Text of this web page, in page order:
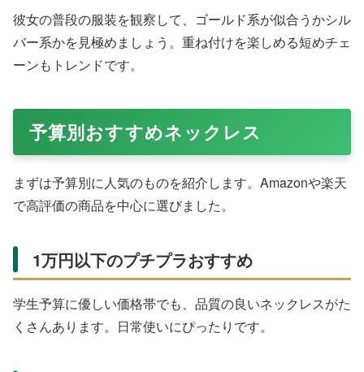
彼女の普段の服装を観察して、ゴールド系が似合うかシル
バー系かを見極めましょう。重ね付けを楽しめる短めチェ
ーンもトレンドです。
予算別おすすめネックレス
まずは予算別に人気のものを紹介します。Amazonや楽天
で高評価の商品を中心に選びました。
1万円以下のプチプラおすすめ
学生予算に優しい価格帯でも、品質の良いネックレスがた
くさんあります。日常使いにぴったりです。